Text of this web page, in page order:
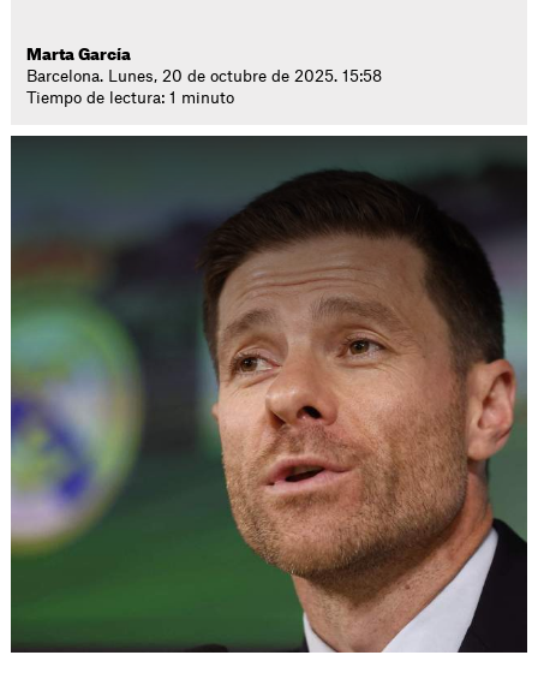
Marta García
Barcelona. Lunes, 20 de octubre de 2025. 15:58
Tiempo de lectura: 1 minuto